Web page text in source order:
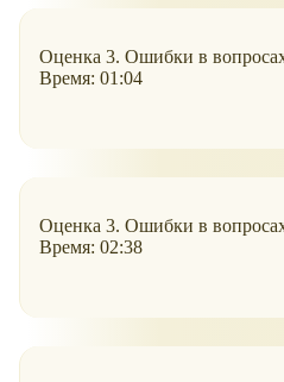
Оценка 3. Ошибки в
Время: 01:04
Оценка 3. Ошибки в
Время: 02:38